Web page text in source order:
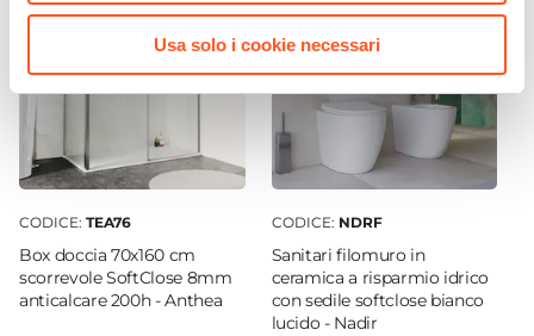
Usa solo i cookie necessari
Piletta
Non inclusa
Rubinetteria
CODICE: TEA76
Box doccia 70x160 cm
scorrevole SoftClose 8mm
anticalcare 200h - Anthea
CODICE: NDRF
Sanitari filomuro in
ceramica a risparmio idrico
con sedile softclose bianco
lucido - Nadir